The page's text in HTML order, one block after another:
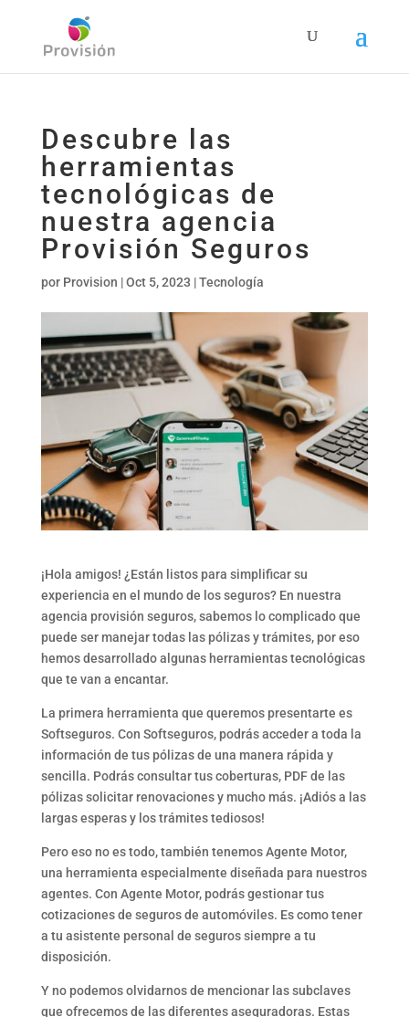
Descubre las
herramientas
tecnológicas de
nuestra agencia
Provisión Seguros
por Provision |Oct 5, 2023 |Tecnología
¡Hola amigos! ¿Están listos para simplificar su
experiencia en el mundo de los seguros? En nuestra
agencia provisión seguros, sabemos lo complicado que
puede ser manejar todas las pólizas y trámites, por eso
hemos desarrollado algunas herramientas tecnológicas
que te van a encantar.
La primera herramienta que queremos presentarte es
Softseguros. Con Softseguros, podrás acceder a toda la
información de tus pólizas de una manera rápida y
sencilla. Podrás consultar tus coberturas, PDF de las
pólizas solicitar renovaciones y mucho más. ¡Adiós a las
largas esperas y los trámites tediosos!
Pero eso no es todo, también tenemos Agente Motor,
una herramienta especialmente diseñada para nuestros
agentes. Con Agente Motor, podrás gestionar tus
cotizaciones de seguros de automóviles. Es como tener
a tu asistente personal de seguros siempre a tu
disposición.
Y no podemos olvidarnos de mencionar las subclaves
que ofrecemos de las diferentes aseguradoras. Estas